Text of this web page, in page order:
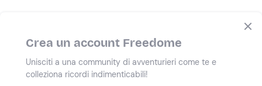
Crea un account Freedome
Unisciti a una community di avventurieri come te e
colleziona ricordi indimenticabili!